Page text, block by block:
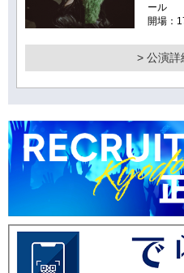
ール
開場：
> 公演詳